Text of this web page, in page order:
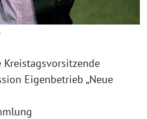
Eigenbetrieb „Neue